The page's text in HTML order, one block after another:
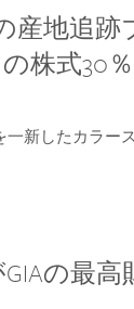
産地追
株式30
新したカラー
の最